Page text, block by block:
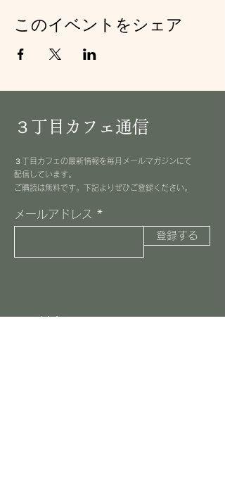
このイベントをシェア
３丁目カフェ通信
３丁目カフェの最新情報を毎月メールマガジンにて
配信しています。
​ご購読は無料です。下記よりぜひご登録ください。
メールアドレス
登録する